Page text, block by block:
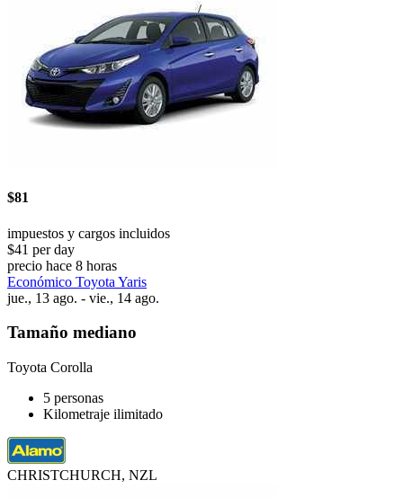
$81
impuestos y cargos incluidos
$41 per day
precio hace 8 horas
Económico Toyota Yaris
jue., 13 ago. - vie., 14 ago.
Tamaño mediano
Toyota Corolla
5 personas
Kilometraje ilimitado
CHRISTCHURCH, NZL